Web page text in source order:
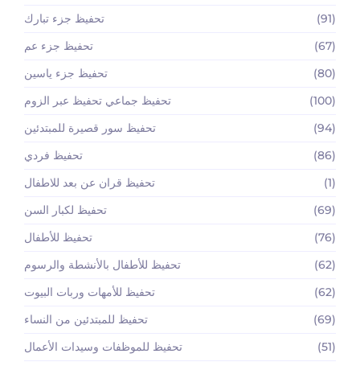
تحفيظ جزء تبارك
(91)
تحفيظ جزء عم
(67)
تحفيظ جزء ياسين
(80)
تحفيظ جماعي تحفيظ عبر الزوم
(100)
تحفيظ سور قصيرة للمبتدئين
(94)
تحفيظ فردي
(86)
تحفيظ قران عن بعد للاطفال
(1)
تحفيظ لكبار السن
(69)
تحفيظ للأطفال
(76)
تحفيظ للأطفال بالأنشطة والرسوم
(62)
تحفيظ للأمهات وربات البيوت
(62)
تحفيظ للمبتدئين من النساء
(69)
تحفيظ للموظفات وسيدات الأعمال
(51)